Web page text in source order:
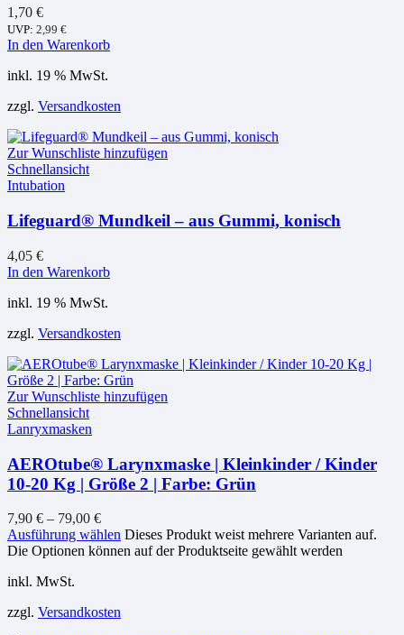
1,70 €
UVP: 2,99 €
In den Warenkorb
inkl. 19 % MwSt.
zzgl. Versandkosten
Zur Wunschliste hinzufügen
Schnellansicht
Intubation
Lifeguard® Mundkeil – aus Gummi, konisch
4,05 €
In den Warenkorb
inkl. 19 % MwSt.
zzgl. Versandkosten
Zur Wunschliste hinzufügen
Schnellansicht
Lanryxmasken
AEROtube® Larynxmaske | Kleinkinder / Kinder
10-20 Kg | Größe 2 | Farbe: Grün
7,90 € – 79,00 €
Ausführung wählen Dieses Produkt weist mehrere Varianten auf.
Die Optionen können auf der Produktseite gewählt werden
inkl. MwSt.
zzgl. Versandkosten